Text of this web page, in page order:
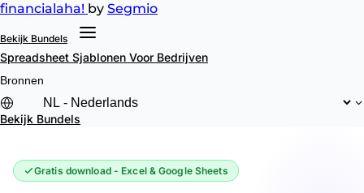
financialaha! by Segmio
Bekijk Bundels
Spreadsheet Sjablonen Voor Bedrijven
Bronnen
Bekijk Bundels
Gratis download - Excel & Google Sheets